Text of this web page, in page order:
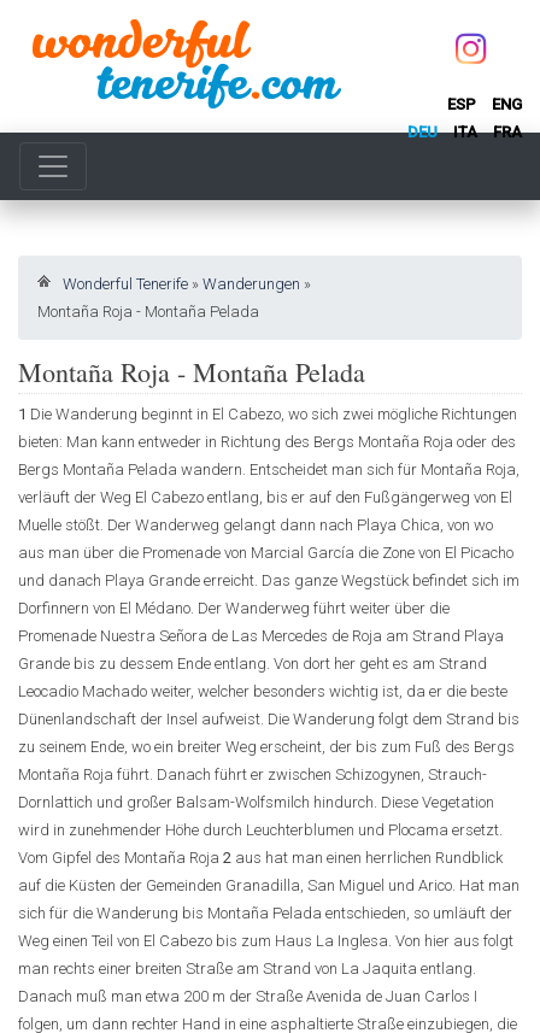
ESP
ENG
DEU
ITA FRA
Wonderful Tenerife » Wanderungen »
Montaña Roja - Montaña Pelada
Montaña Roja - Montaña Pelada
1 Die Wanderung beginnt in El Cabezo, wo sich zwei mögliche Richtungen
bieten: Man kann entweder in Richtung des Bergs Montaña Roja oder des
Bergs Montaña Pelada wandern. Entscheidet man sich für Montaña Roja,
verläuft der Weg El Cabezo entlang, bis er auf den Fußgängerweg von El
Muelle stößt. Der Wanderweg gelangt dann nach Playa Chica, von wo
aus man über die Promenade von Marcial García die Zone von El Picacho
und danach Playa Grande erreicht. Das ganze Wegstück befindet sich im
Dorfinnern von El Médano. Der Wanderweg führt weiter über die
Promenade Nuestra Señora de Las Mercedes de Roja am Strand Playa
Grande bis zu dessem Ende entlang. Von dort her geht es am Strand
Leocadio Machado weiter, welcher besonders wichtig ist, da er die beste
Dünenlandschaft der Insel aufweist. Die Wanderung folgt dem Strand bis
zu seinem Ende, wo ein breiter Weg erscheint, der bis zum Fuß des Bergs
Montaña Roja führt. Danach führt er zwischen Schizogynen, Strauch-
Dornlattich und großer Balsam-Wolfsmilch hindurch. Diese Vegetation
wird in zunehmender Höhe durch Leuchterblumen und Plocama ersetzt.
Vom Gipfel des Montaña Roja 2 aus hat man einen herrlichen Rundblick
auf die Küsten der Gemeinden Granadilla, San Miguel und Arico. Hat man
sich für die Wanderung bis Montaña Pelada entschieden, so umläuft der
Weg einen Teil von El Cabezo bis zum Haus La Inglesa. Von hier aus folgt
man rechts einer breiten Straße am Strand von La Jaquita entlang.
Danach muß man etwa 200 m der Straße Avenida de Juan Carlos I
folgen, um dann rechter Hand in eine asphaltierte Straße einzubiegen, die